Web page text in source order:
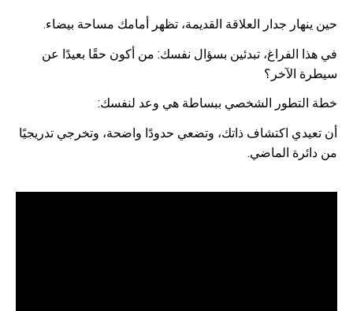
حين ينهار جدار العلاقة القديمة، تظهر أمامك مساحة بيضاء.
في هذا الفراغ، تبدئين بسؤال نفسك: من أكون حقًا بعيدًا عن
سيطرة الآخر؟
خطة التطور الشخصي ببساطة هي وعد لنفسك:
أن تعيدي اكتشاف ذاتك، وتضعي حدودًا واضحة، وتخرجي تدريجيًا
من دائرة الماضي.